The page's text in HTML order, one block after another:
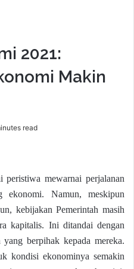
2021:
Makin
read
peristiwa mewarnai perjalanan
ekonomi. Namun, meskipun
kebijakan Pemerintah masih
kapitalis. Ini ditandai dengan
berpihak kepada mereka.
kondisi ekonominya semakin